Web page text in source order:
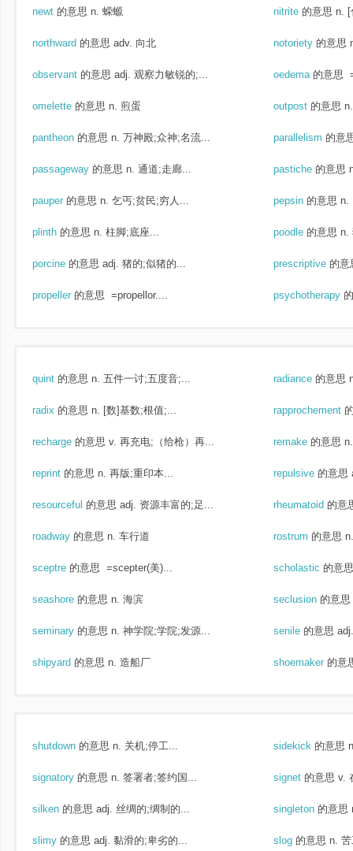
newt 的意思 n. 蝾螈 nitrite 的意思 n. [
northward 的意思 adv. 向北 notoriety 的意思
observant 的意思 adj. 观察力敏锐的;... oedema 的意思
omelette 的意思 n. 煎蛋 outpost 的意思
pantheon 的意思 n. 万神殿;众神;名流... parallelism 的意
passageway 的意思 n. 通道;走廊... pastiche 的意思
pauper 的意思 n. 乞丐;贫民;穷人... pepsin 的意思 n.
plinth 的意思 n. 柱脚;底座... poodle 的意思 n.
porcine 的意思 adj. 猪的;似猪的... prescriptive 的意
propeller 的意思 =propellor.... psychotherapy
quint 的意思 n. 五件一讨;五度音;... radiance 的意思
radix 的意思 n. [数]基数;根值;... rapprochement
recharge 的意思 v. 再充电;（给枪）再... remake 的意思
reprint 的意思 n. 再版;重印本... repulsive 的意思
resourceful 的意思 adj. 资源丰富的;足... rheumatoid 的意
roadway 的意思 n. 车行道 rostrum 的意思
sceptre 的意思 =scepter(美)... scholastic 的意思
seashore 的意思 n. 海滨 seclusion 的意思
seminary 的意思 n. 神学院;学院;发源... senile 的意思
shipyard 的意思 n. 造船厂 shoemaker 的意
shutdown 的意思 n. 关机;停工... sidekick 的意思
signatory 的意思 n. 签署者;签约国... signet 的意思 v.
silken 的意思 adj. 丝绸的;绸制的... singleton 的意思
slimy 的意思 adj. 黏滑的;卑劣的... slog 的意思 n.